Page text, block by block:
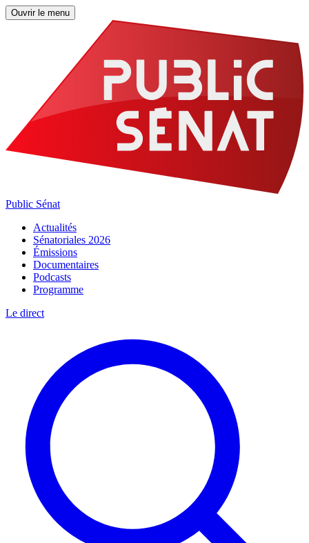
Ouvrir le menu
Public Sénat
Actualités
Sénatoriales 2026
Émissions
Documentaires
Podcasts
Programme
Le direct